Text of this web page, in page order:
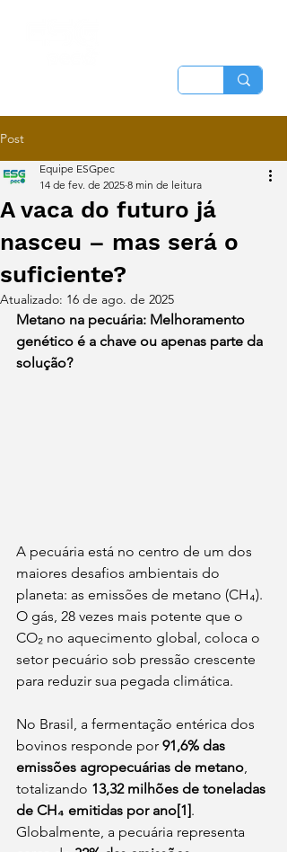
Post
A vaca do futuro já
nasceu – mas será o
suficiente?
Equipe ESGpec
14 de fev. de 2025 8 min de leitura
Atualizado: 16 de ago. de 2025
Metano na pecuária: Melhoramento
genético é a chave ou apenas parte da
solução?
A pecuária está no centro de um dos
maiores desafios ambientais do
planeta: as emissões de metano (CH₄).
O gás, 28 vezes mais potente que o
CO₂ no aquecimento global, coloca o
setor pecuário sob pressão crescente
para reduzir sua pegada climática.
No Brasil, a fermentação entérica dos
bovinos responde por 91,6% das
emissões agropecuárias de metano,
totalizando 13,32 milhões de toneladas
de CH₄ emitidas por ano[1].
Globalmente, a pecuária representa